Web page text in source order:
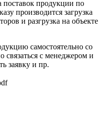
поставок продукции по
производится загрузка
и разгрузка на объекте
самостоятельно со
связаться с менеджером и
заявку и пр.